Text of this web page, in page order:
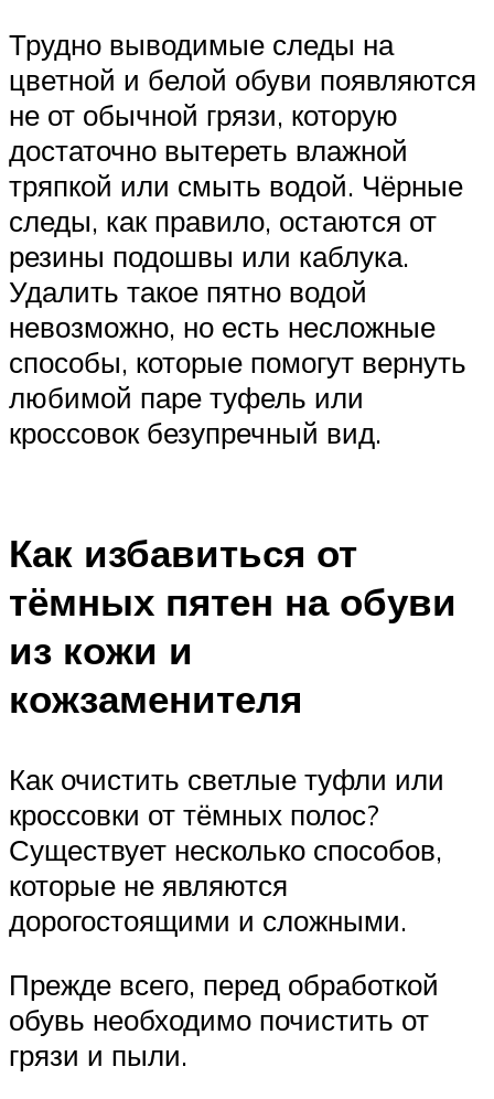
Трудно выводимые следы на
цветной и белой обуви появляются
не от обычной грязи, которую
достаточно вытереть влажной
тряпкой или смыть водой. Чёрные
следы, как правило, остаются от
резины подошвы или каблука.
Удалить такое пятно водой
невозможно, но есть несложные
способы, которые помогут вернуть
любимой паре туфель или
кроссовок безупречный вид.
Как избавиться от
тёмных пятен на обуви
из кожи и
кожзаменителя
Как очистить светлые туфли или
кроссовки от тёмных полос?
Существует несколько способов,
которые не являются
дорогостоящими и сложными.
Прежде всего, перед обработкой
обувь необходимо почистить от
грязи и пыли.